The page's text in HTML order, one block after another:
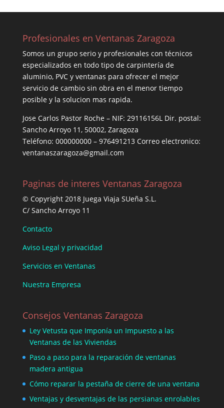
Profesionales en Ventanas Zaragoza
Somos un grupo serio y profesionales con técnicos
especializados en todo tipo de carpintería de
aluminio, PVC y ventanas para ofrecer el mejor
servicio de cambio sin obra en el menor tiempo
posible y la solucion mas rapida.
Jose Carlos Pastor Roche – NIF: 29116156L Dir. postal:
Sancho Arroyo 11, 50002, Zaragoza
Teléfono: 000000000 – 976491213 Correo electronico:
ventanaszaragoza@gmail.com
Paginas de interes Ventanas Zaragoza
© Copyright 2018 Juega Viaja SUeña S.L.
C/ Sancho Arroyo 11
Contacto
Aviso Legal y privacidad
Servicios en Ventanas
Nuestra Empresa
Consejos Ventanas Zaragoza
Ley Vetusta que Imponía un Impuesto a las
Ventanas de las Viviendas
Paso a paso para la reparación de ventanas
madera antigua
Cómo reparar la pestaña de cierre de una ventana
Ventajas y desventajas de las persianas enrolables